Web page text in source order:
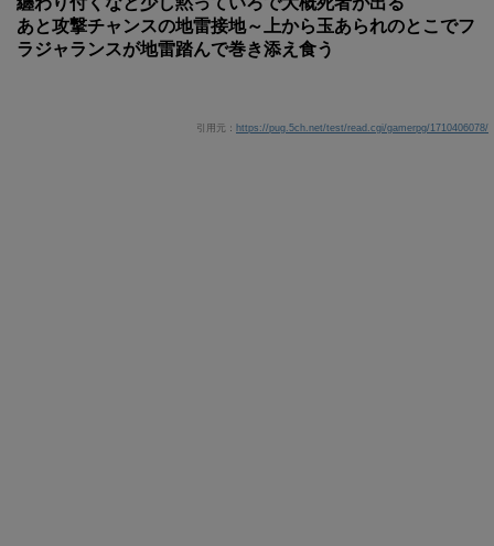
あと攻撃チャンスの地雷接地～上から玉あられのとこでフ
ラジャランスが地雷踏んで巻き添え食う
引用元： https://pug.5ch.net/test/read.cgi/gamerpg/1710406078/